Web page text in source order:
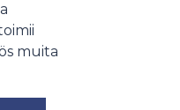
muita